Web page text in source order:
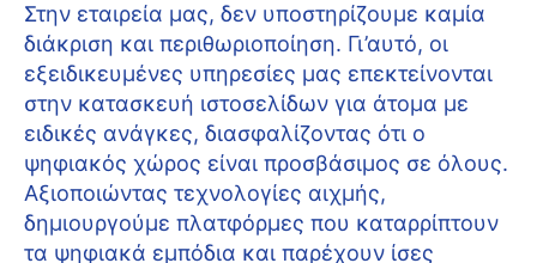
Στην εταιρεία μας, δεν υποστηρίζουμε καμία
διάκριση και περιθωριοποίηση. Γι’αυτό, οι
εξειδικευμένες υπηρεσίες μας επεκτείνονται
στην κατασκευή ιστοσελίδων για άτομα με
ειδικές ανάγκες, διασφαλίζοντας ότι ο
ψηφιακός χώρος είναι προσβάσιμος σε όλους.
Αξιοποιώντας τεχνολογίες αιχμής,
δημιουργούμε πλατφόρμες που καταρρίπτουν
τα ψηφιακά εμπόδια και παρέχουν ίσες